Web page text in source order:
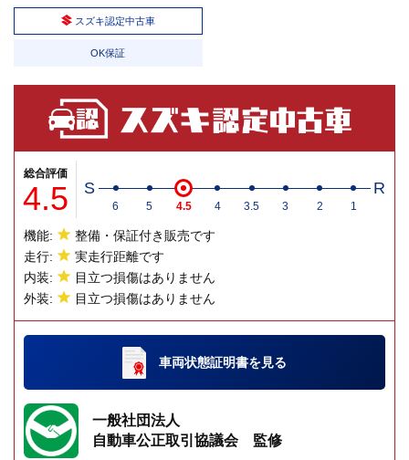
スズキ認定中古車
OK保証
総合評価
4.5 S R
6 5 4.5 4 3.5 3 2 1
機能:
整備・保証付き販売です
走行:
実走行距離です
内装:
目立つ損傷はありません
外装:
目立つ損傷はありません
車両状態証明書を見る
一般社団法人
自動車公正取引協議会 監修